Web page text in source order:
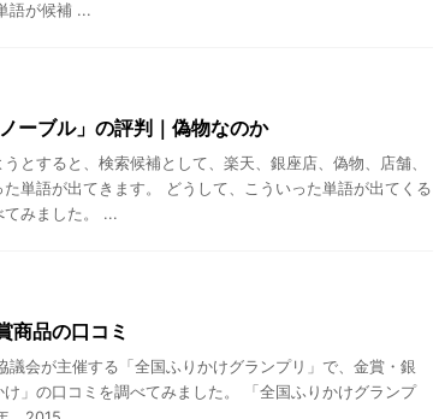
語が候補 ...
ーブル」の評判｜偽物なのか
うとすると、検索候補として、楽天、銀座店、偽物、店舗、
単語が出てきます。 どうして、こういった単語が出てくる
てみました。 ...
商品の口コミ
議会が主催する「全国ふりかけグランプリ」で、金賞・銀
」の口コミを調べてみました。 「全国ふりかけグランプ